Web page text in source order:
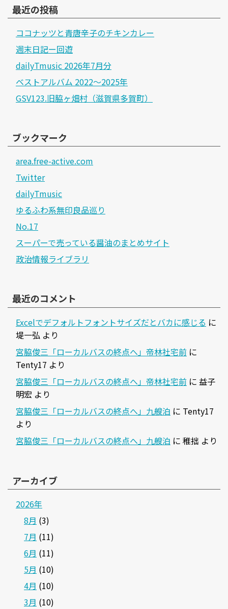
最近の投稿
ココナッツと青唐辛子のチキンカレー
週末日記ー回遊
dailyTmusic 2026年7月分
ベストアルバム 2022～2025年
GSV123.旧脇ヶ畑村（滋賀県多賀町）
ブックマーク
area.free-active.com
Twitter
dailyTmusic
ゆるふわ系無印良品巡り
No.17
スーパーで売っている醤油のまとめサイト
政治情報ライブラリ
最近のコメント
Excelでデフォルトフォントサイズだとバカに感じる に
堤一弘 より
宮脇俊三「ローカルバスの終点へ」帝林社宅前 に
Tenty17 より
宮脇俊三「ローカルバスの終点へ」帝林社宅前 に 益子
明宏 より
宮脇俊三「ローカルバスの終点へ」九艘泊 に Tenty17
より
宮脇俊三「ローカルバスの終点へ」九艘泊 に 稚拙 より
アーカイブ
2026年
8月 (3)
7月 (11)
6月 (11)
5月 (10)
4月 (10)
3月 (10)